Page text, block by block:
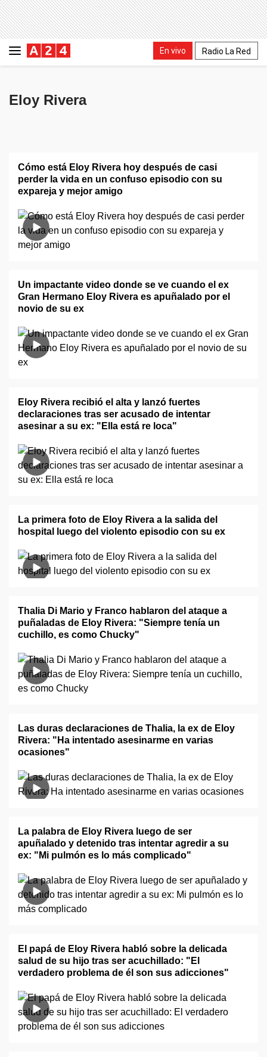
En vivo Radio La Red
Eloy Rivera
Cómo está Eloy Rivera hoy después de casi
perder la vida en un confuso episodio con su
expareja y mejor amigo
Un impactante video donde se ve cuando el ex
Gran Hermano Eloy Rivera es apuñalado por el
novio de su ex
Eloy Rivera recibió el alta y lanzó fuertes
declaraciones tras ser acusado de intentar
asesinar a su ex: "Ella está re loca"
La primera foto de Eloy Rivera a la salida del
hospital luego del violento episodio con su ex
Thalia Di Mario y Franco hablaron del ataque a
puñaladas de Eloy Rivera: "Siempre tenía un
cuchillo, es como Chucky"
Las duras declaraciones de Thalia, la ex de Eloy
Rivera: "Ha intentado asesinarme en varias
ocasiones"
La palabra de Eloy Rivera luego de ser
apuñalado y detenido tras intentar agredir a su
ex: "Mi pulmón es lo más complicado"
El papá de Eloy Rivera habló sobre la delicada
salud de su hijo tras ser acuchillado: "El
verdadero problema de él son sus adicciones"